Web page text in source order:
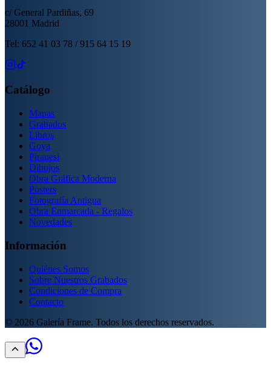
c/ General Pardiñas, 69
28001 Madrid
Tel: 652 41 03 78 / 915 64 15 19
Catálogo
Mapas
Grabados
Libros
Goya
Piranesi
Dibujos
Obra Gráfica Moderna
Posters
Fotografía Antigua
Obra Enmarcada - Regalos
Novedades
Información
Quiénes Somos
Sobre Nuestros Grabados
Condiciones de Compra
Contacto
© 2026 Galería Frame. Todos los derechos reservados.